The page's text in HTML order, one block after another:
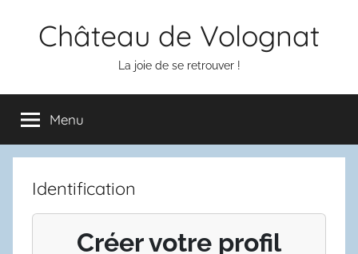
Château de Volognat
La joie de se retrouver !
Menu
Identification
Créer votre profil